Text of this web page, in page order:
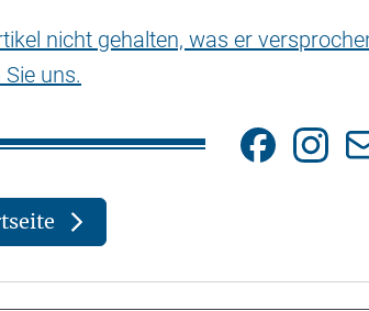
nicht gehalten, was er
uns.